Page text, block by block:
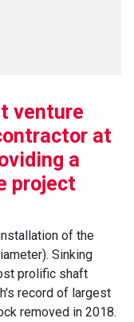
venture
at
a
project
of the
Sinking
prolific shaft
record of largest
removed in 2018.